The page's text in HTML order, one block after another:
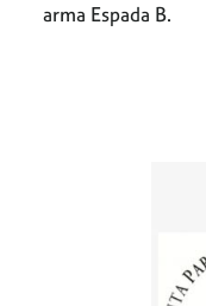
arma Espada B.